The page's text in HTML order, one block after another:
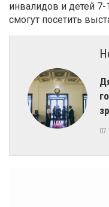
инвалидов и детей 7-
смогут посетить
07